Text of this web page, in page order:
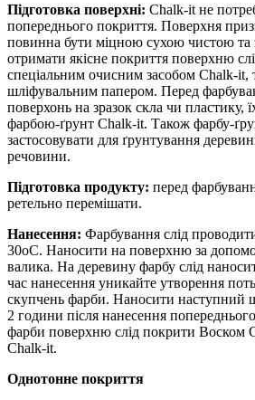
Підготовка поверхні: Chalk-it не
попереднього покриття. Поверхня
повинна бути міцною сухою чистою
отримати якісне покриття поверхню
спеціальним очисним засобом Chalk-it,
шліфувальним папером. Перед
поверхонь на зразок скла чи пластику,
фарбою-ґрунт Chalk-it. Також фарбу-
застосовувати для ґрунтування
речовини.
Підготовка продукту: перед
ретельно перемішати.
Нанесення: Фарбування слід
30oC. Наносити на поверхню за
валика. На деревину фарбу слід
час нанесення уникайте утворення
скупчень фарби. Наносити наступний
2 години після нанесення
фарби поверхню слід покрити Воском
Chalk-it.
Однотонне покриття